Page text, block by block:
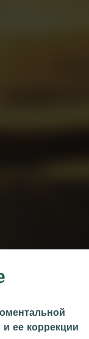
и ее коррекции